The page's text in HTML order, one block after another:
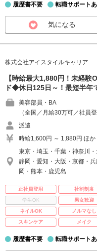
履歴書不要 転職サポート
気になる
株式会社アイスタイルキャリア
【時給最大1,880円！未経
ド◆休日125日～！最短半年
美容部員・BA
（全国／月給30万可／社員
派遣
時給1,600円 ～ 1,880円 ほか
東京・埼玉・千葉・神奈川・
静岡・愛知・大阪・京都・
岡・熊本・鹿児島
正社員登用 社割制度
学生OK
男女歓迎
ネイルOK
ノルマなし
スキンケア
メイク
履歴書不要 転職サポート